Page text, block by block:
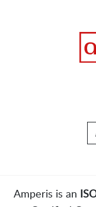
Amperis is an